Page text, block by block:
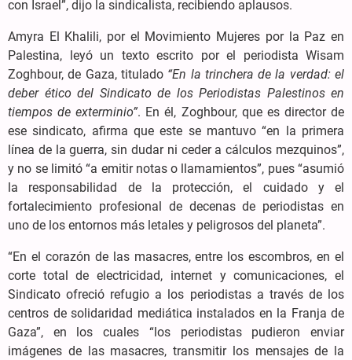
con Israel”, dijo la sindicalista, recibiendo aplausos.
Amyra El Khalili, por el Movimiento Mujeres por la Paz en
Palestina, leyó un texto escrito por el periodista Wisam
Zoghbour, de Gaza, titulado “En la trinchera de la verdad: el
deber ético del Sindicato de los Periodistas Palestinos en
tiempos de exterminio”. En él, Zoghbour, que es director de
ese sindicato, afirma que este se mantuvo “en la primera
línea de la guerra, sin dudar ni ceder a cálculos mezquinos”,
y no se limitó “a emitir notas o llamamientos”, pues “asumió
la responsabilidad de la protección, el cuidado y el
fortalecimiento profesional de decenas de periodistas en
uno de los entornos más letales y peligrosos del planeta”.
“En el corazón de las masacres, entre los escombros, en el
corte total de electricidad, internet y comunicaciones, el
Sindicato ofreció refugio a los periodistas a través de los
centros de solidaridad mediática instalados en la Franja de
Gaza”, en los cuales “los periodistas pudieron enviar
imágenes de las masacres, transmitir los mensajes de la